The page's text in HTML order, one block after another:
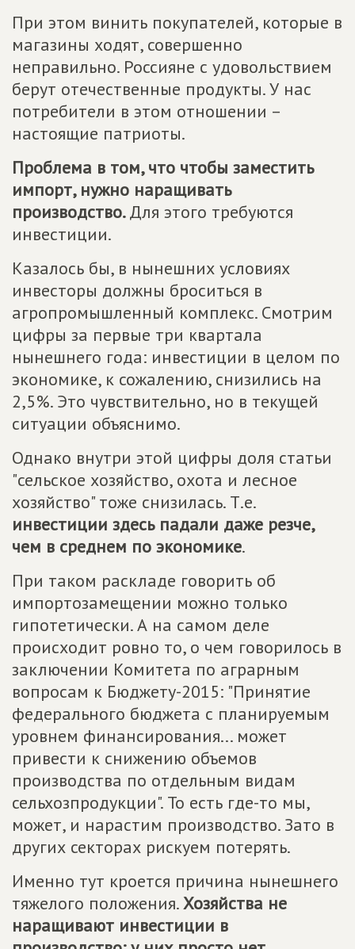
При этом винить покупателей, которые в
магазины ходят, совершенно
неправильно. Россияне с удовольствием
берут отечественные продукты. У нас
потребители в этом отношении –
настоящие патриоты.
Проблема в том, что чтобы заместить
импорт, нужно наращивать
производство.Для этого требуются
инвестиции.
Казалось бы, в нынешних условиях
инвесторы должны броситься в
агропромышленный комплекс. Смотрим
цифры за первые три квартала
нынешнего года: инвестиции в целом по
экономике, к сожалению, снизились на
2,5%. Это чувствительно, но в текущей
ситуации объяснимо.
Однако внутри этой цифры доля статьи
"сельское хозяйство, охота и лесное
хозяйство" тоже снизилась. Т.е.
инвестиции здесь падали даже резче,
чем в среднем по экономике.
При таком раскладе говорить об
импортозамещении можно только
гипотетически. А на самом деле
происходит ровно то, о чем говорилось в
заключении Комитета по аграрным
вопросам к Бюджету-2015: "Принятие
федерального бюджета с планируемым
уровнем финансирования... может
привести к снижению объемов
производства по отдельным видам
сельхозпродукции". То есть где-то мы,
может, и нарастим производство. Зато в
других секторах рискуем потерять.
Именно тут кроется причина нынешнего
тяжелого положения.Хозяйства не
наращивают инвестиции в